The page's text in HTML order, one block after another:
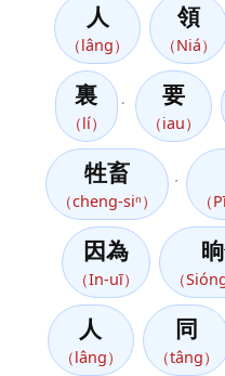
人
（lâng）
領
（Niá）
裏
（lí）
要
（iau）
牲畜
（cheng-siⁿ） （
因為
（In-uī） （
人
（lâng）
同
（tâng）